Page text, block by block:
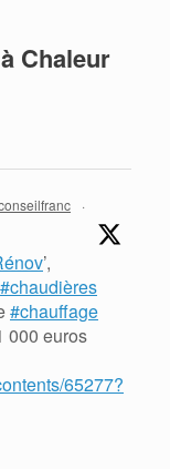
Chaleur
·
’,
#chaudières
#chauffage
000 euros
65277?